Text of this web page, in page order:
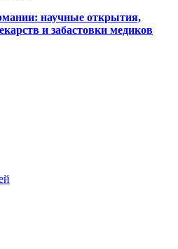
научные открытия,
и забастовки медиков